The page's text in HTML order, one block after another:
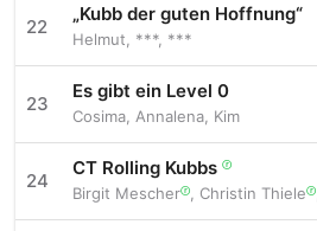
22
„Kubb der guten Hoffnung“
Helmut ***, ***
23
Es gibt ein Level 0
Cosima Annalena Kim
24
CT Rolling Kubbs ⓡ
Birgit Mescherⓡ Christin Thieleⓡ